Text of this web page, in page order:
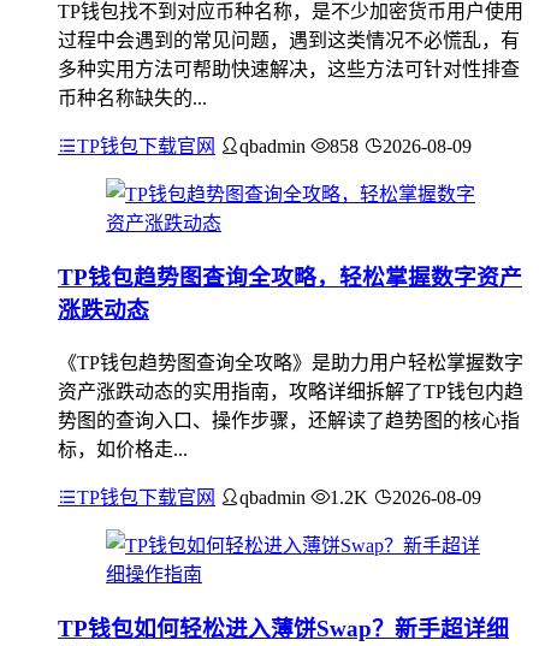
TP钱包找不到对应币种名称，是不少加密货币用户使用
过程中会遇到的常见问题，遇到这类情况不必慌乱，有
多种实用方法可帮助快速解决，这些方法可针对性排查
币种名称缺失的...
TP钱包下载官网 qbadmin 858 2026-08-09
TP钱包趋势图查询全攻略，轻松掌握数字资产
涨跌动态
《TP钱包趋势图查询全攻略》是助力用户轻松掌握数字
资产涨跌动态的实用指南，攻略详细拆解了TP钱包内趋
势图的查询入口、操作步骤，还解读了趋势图的核心指
标，如价格走...
TP钱包下载官网 qbadmin 1.2K 2026-08-09
TP钱包如何轻松进入薄饼Swap？新手超详细